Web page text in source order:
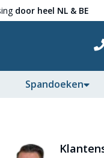
door heel NL & BE
Spandoeken